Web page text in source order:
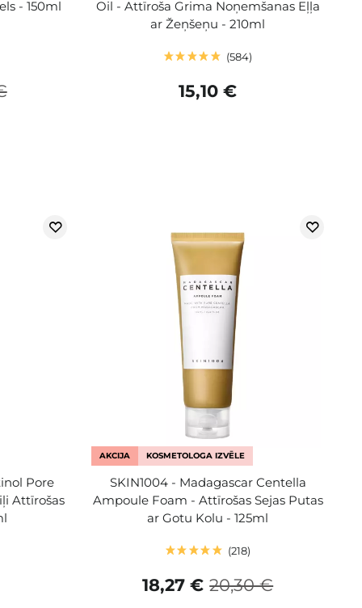
- 150ml
Oil - Attīroša Grima Noņemšanas Eļļa
ar Žeņšeņu - 210ml
584
15,10 €
Pore
Attīrošas
AKCIJA KOSMETOLOGA IZVĒLE
SKIN1004 - Madagascar Centella
Ampoule Foam - Attīrošas Sejas Putas
ar Gotu Kolu - 125ml
218
20,30 €
18,27 €